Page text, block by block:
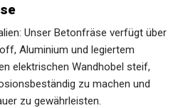
Unser Betonfräse verfügt über
Aluminium und legiertem
elektrischen Wandhobel steif,
zu machen und
zu gewährleisten.